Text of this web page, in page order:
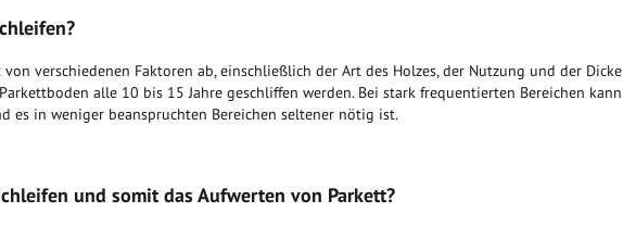
verschiedenen Faktoren ab, einschließlich der Art des Holzes, der Nutzung und der Dicke
alle 10 bis 15 Jahre geschliffen werden. Bei stark frequentierten Bereichen kann
es in weniger beanspruchten Bereichen seltener nötig ist.
und somit das Aufwerten von Parkett?